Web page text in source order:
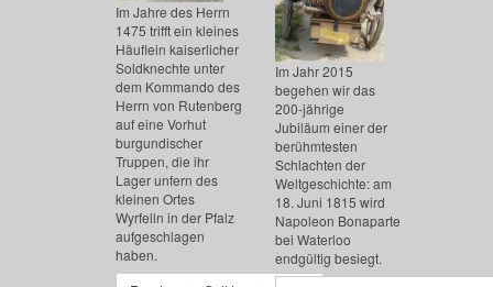
Im Jahre des Herrn
1475 trifft ein kleines
Häuflein kaiserlicher
Soldknechte unter
dem Kommando des
Herrn von Rutenberg
auf eine Vorhut
burgundischer
Truppen, die ihr
Lager unfern des
kleinen Ortes
Wyrfelln in der Pfalz
aufgeschlagen
haben.
Im Jahr 2015
begehen wir das
200-jährige
Jubiläum einer der
berühmtesten
Schlachten der
Weltgeschichte: am
18. Juni 1815 wird
Napoleon Bonaparte
bei Waterloo
endgültig besiegt.